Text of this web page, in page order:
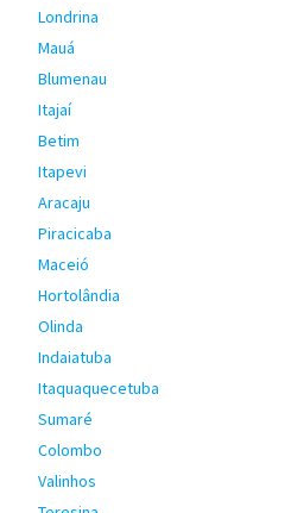
Londrina
Mauá
Blumenau
Itajaí
Betim
Itapevi
Aracaju
Piracicaba
Maceió
Hortolândia
Olinda
Indaiatuba
Itaquaquecetuba
Sumaré
Colombo
Valinhos